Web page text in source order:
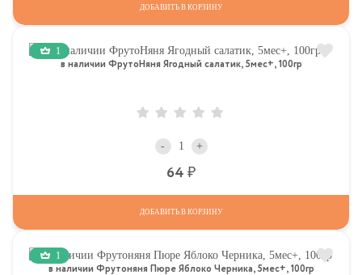
ДОБАВИТЬ В КОРЗИНУ
1
в наличии ФрутоНяня Ягодный салатик, 5мес+, 100гр
- +
64
ДОБАВИТЬ В КОРЗИНУ
1
в наличии Фрутоняня Пюре Яблоко Черника, 5мес+, 100гр